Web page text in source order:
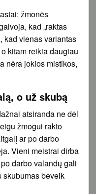
žmonės
kad „raktas
kad vienas variantas
kitam reikia daugiau
nėra jokios mistikos,
o už skubą
atsiranda ne dėl
žmogui rakto
ar po darbo
Vieni meistrai dirba
darbo valandų gali
skubumas beveik